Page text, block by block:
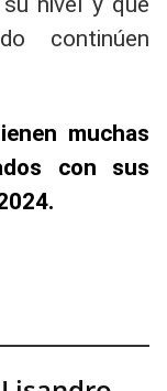
continúen
muchas
con sus